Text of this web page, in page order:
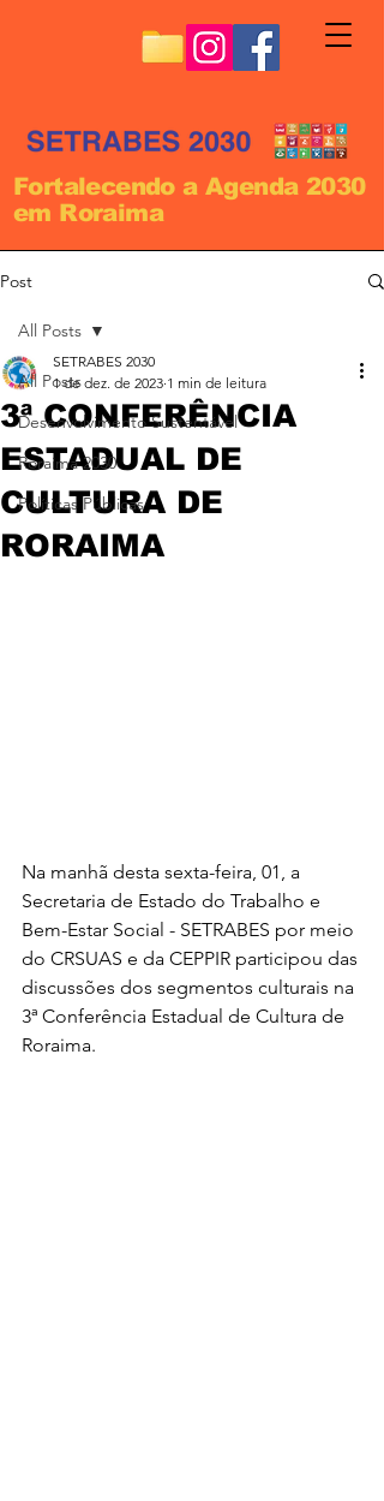
Fortalecendo a Agenda 2030
em Roraima
Post
All Posts
Desenvolvimento Sustentável
Roraima 2030
Políticas Públicas
All Posts
3ª CONFERÊNCIA
ESTADUAL DE
CULTURA DE
RORAIMA
SETRABES 2030
1 de dez. de 2023 1 min de leitura
Na manhã desta sexta-feira, 01, a
Secretaria de Estado do Trabalho e
Bem-Estar Social - SETRABES por meio
do CRSUAS e da CEPPIR participou das
discussões dos segmentos culturais na
3ª Conferência Estadual de Cultura de
Roraima.